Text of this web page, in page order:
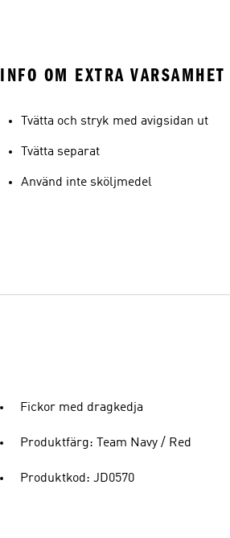
INFO OM EXTRA VARSAMHET
Tvätta och stryk med avigsidan ut
Tvätta separat
Använd inte sköljmedel
Fickor med dragkedja
Produktfärg: Team Navy / Red
Produktkod: JD0570